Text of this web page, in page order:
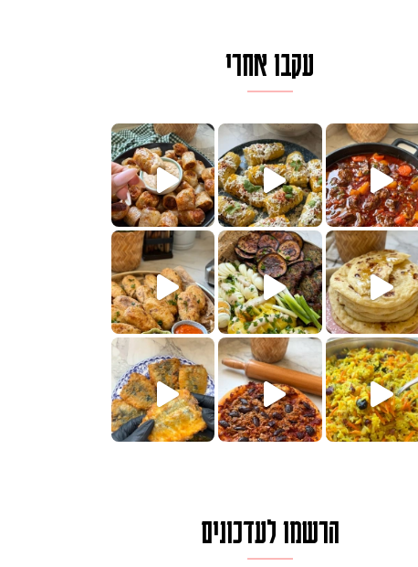
עקבו אחרי
מעודנת מ
ממכרים שמכינים בכמה דקות עב
מה בשבילכם? בפ
הימים, חשבתי מה לחדש לכם ונראה
ההסבר בסרטו
או בתרגום לעברית, מחותניםמתכון ראש
הרשמו לעדכונים